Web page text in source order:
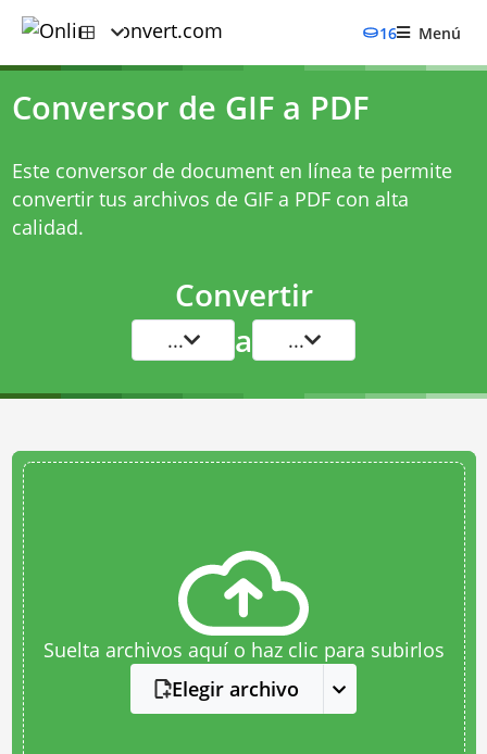
16 Menú
Conversor de GIF a PDF
Este conversor de document en línea te permite
convertir tus archivos de GIF a PDF con alta
calidad.
Convertir
... a ...
Suelta archivos aquí o haz clic para subirlos
Elegir archivo